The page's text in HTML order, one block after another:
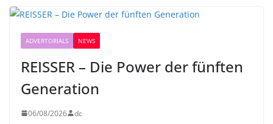
ADVERTORIALS NEWS
REISSER – Die Power der fünften
Generation
06/08/2026 dc